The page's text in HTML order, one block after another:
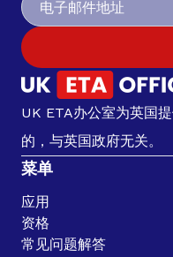
UK ETA办公室为英国
的，与英国政府无关。
菜单
应用
资格
常见问题解答